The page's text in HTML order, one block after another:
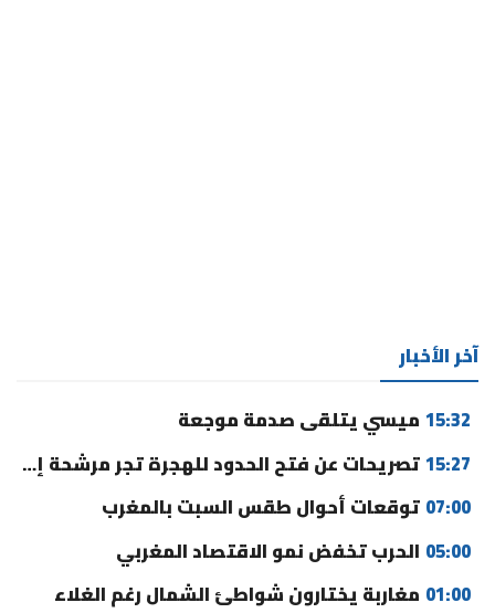
آخر الأخبار
15:32 ميسي يتلقى صدمة موجعة
15:27تصريحات عن فتح الحدود للهجرة تجر مرشحة إلى القضاء
07:00 توقعات أحوال طقس السبت بالمغرب
05:00 الحرب تخفض نمو الاقتصاد المغربي
01:00 مغاربة يختارون شواطئ الشمال رغم الغلاء